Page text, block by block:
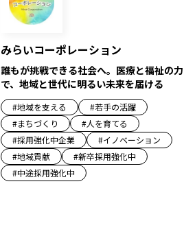
みらいコーポレーション
誰もが挑戦できる社会へ。医療と福祉の力
で、地域と世代に明るい未来を届ける
#地域を支える #若手の活躍
#まちづくり #人を育てる
#採用強化中企業 #イノベーション
#地域貢献 #新卒採用強化中
#中途採用強化中